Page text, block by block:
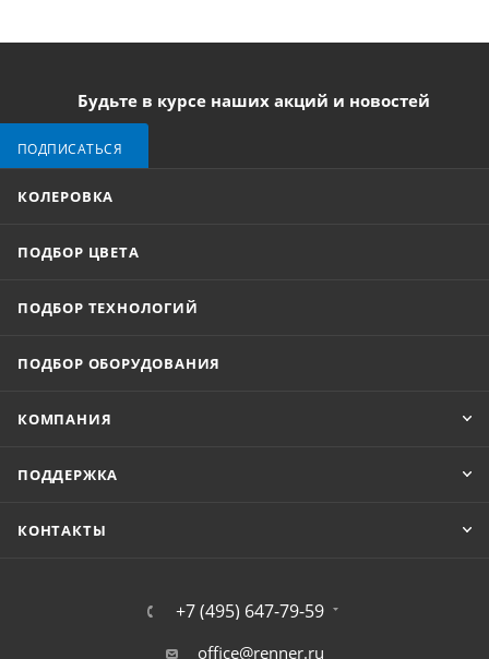
Будьте в курсе наших акций и новостей
ПОДПИСАТЬСЯ
КОЛЕРОВКА
ПОДБОР ЦВЕТА
ПОДБОР ТЕХНОЛОГИЙ
ПОДБОР ОБОРУДОВАНИЯ
КОМПАНИЯ
ПОДДЕРЖКА
КОНТАКТЫ
+7 (495) 647-79-59
office@renner.ru